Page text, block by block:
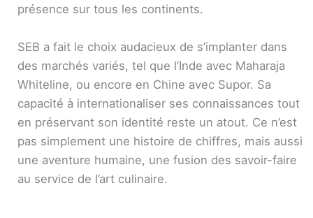
présence sur tous les continents.
SEB a fait le choix audacieux de s’implanter dans
des marchés variés, tel que l’Inde avec Maharaja
Whiteline, ou encore en Chine avec Supor. Sa
capacité à internationaliser ses connaissances tout
en préservant son identité reste un atout. Ce n’est
pas simplement une histoire de chiffres, mais aussi
une aventure humaine, une fusion des savoir-faire
au service de l’art culinaire.